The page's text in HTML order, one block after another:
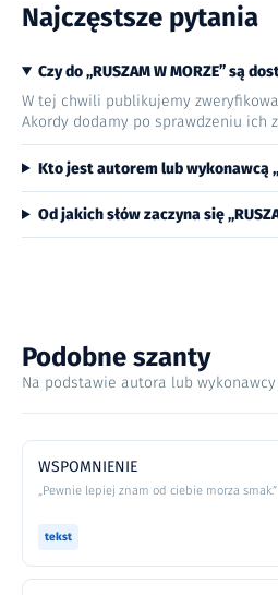
Najczęstsze pytania
Czy do „RUSZAM W MORZE” są
W tej chwili publikujemy
Akordy dodamy po sprawdzeniu ich
Kto jest autorem lub wykonawcą
Od jakich słów zaczyna się
Podobne szanty
Na podstawie autora lub wykonawcy
WSPOMNIENIE
„Pewnie lepiej znam od ciebie morza smak.”
tekst